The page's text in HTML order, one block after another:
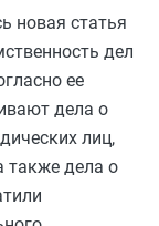
новая статья
дел
ее
дела о
лиц,
также дела о